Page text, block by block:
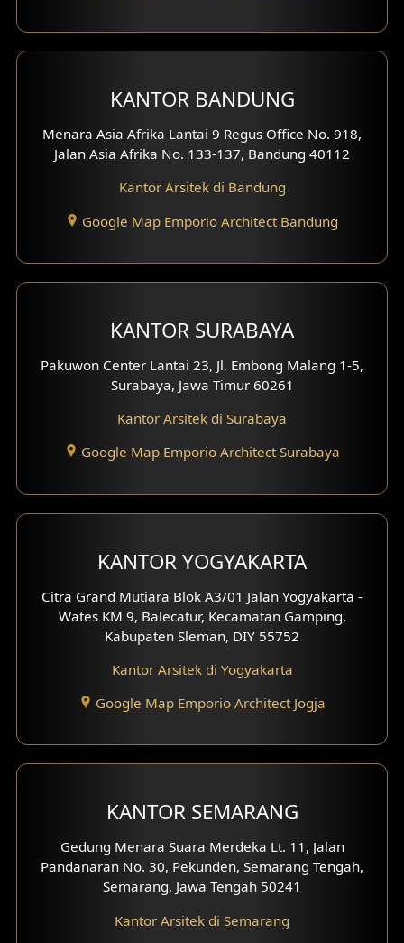
Desain Interior Perumahan
Desain Interior Ruko
Desain Interior Kantor
Desain Interior Hotel
Eksterior Tampak Hook
Fasad Paviliun
Fasad Villa
Desain Basement
Desain Mezanin
Desain Rumah Moroccan
Desain Rumah Scandinavian
Desain Rumah Tradisional
Desain Toilet Tamu
Desain Kanopi
KANTOR BANDUNG
Menara Asia Afrika Lantai 9 Regus Office No. 918,
Jalan Asia Afrika No. 133-137, Bandung 40112
Kantor Arsitek di Bandung
Google Map Emporio Architect Bandung
KANTOR SURABAYA
Pakuwon Center Lantai 23, Jl. Embong Malang 1-5,
Surabaya, Jawa Timur 60261
Kantor Arsitek di Surabaya
Google Map Emporio Architect Surabaya
KANTOR YOGYAKARTA
Citra Grand Mutiara Blok A3/01 Jalan Yogyakarta -
Wates KM 9, Balecatur, Kecamatan Gamping,
Kabupaten Sleman, DIY 55752
Kantor Arsitek di Yogyakarta
Google Map Emporio Architect Jogja
KANTOR SEMARANG
Gedung Menara Suara Merdeka Lt. 11, Jalan
Pandanaran No. 30, Pekunden, Semarang Tengah,
Semarang, Jawa Tengah 50241
Kantor Arsitek di Semarang